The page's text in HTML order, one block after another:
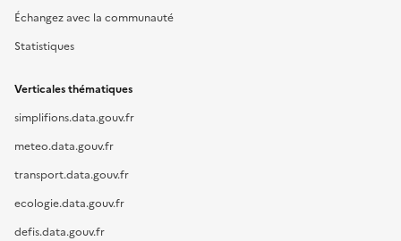
Échangez avec la communauté
Statistiques
Verticales thématiques
simplifions.data.gouv.fr
meteo.data.gouv.fr
transport.data.gouv.fr
ecologie.data.gouv.fr
defis.data.gouv.fr